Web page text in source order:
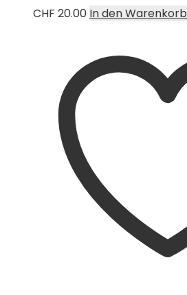
CHF 20.00 In den Warenkorb